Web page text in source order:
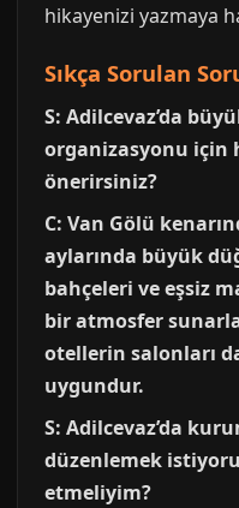
hikayenizi yazmaya
Sıkça Sorulan
S: Adilcevaz’da
organizasyonu için
önerirsiniz?
C: Van Gölü
aylarında büyük
bahçeleri ve eşsiz
bir atmosfer
otellerin salonları
uygundur.
S: Adilcevaz’da
düzenlemek
etmeliyim?